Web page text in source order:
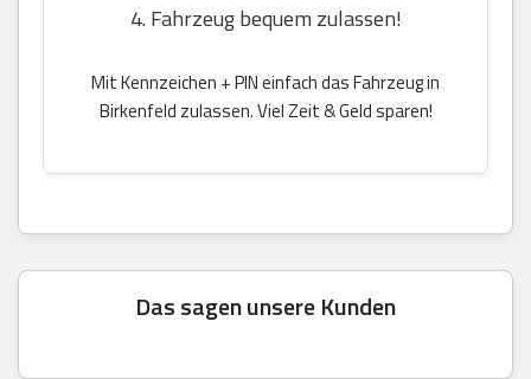
4. Fahrzeug bequem zulassen!
Mit Kennzeichen + PIN einfach das Fahrzeug in
Birkenfeld zulassen. Viel Zeit & Geld sparen!
Das sagen unsere Kunden